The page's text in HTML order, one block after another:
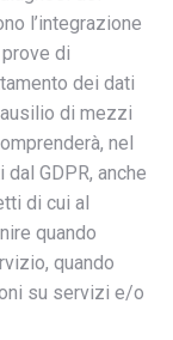
l’integrazione
di
dei dati
di mezzi
nel
GDPR, anche
di cui al
quando
quando
su servizi e/o